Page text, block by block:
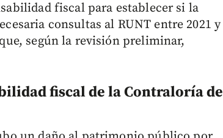
fiscal para establecer si la
consultas al RUNT entre 2021 y
según la revisión preliminar,
fiscal de la Contraloría de